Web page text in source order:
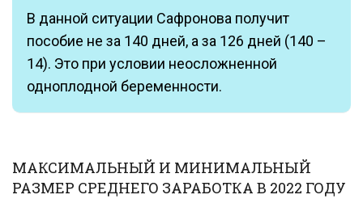
В данной ситуации Сафронова получит
пособие не за 140 дней, а за 126 дней (140 –
14). Это при условии неосложненной
одноплодной беременности.
МАКСИМАЛЬНЫЙ И МИНИМАЛЬНЫЙ
РАЗМЕР СРЕДНЕГО ЗАРАБОТКА В 2022 ГОДУ